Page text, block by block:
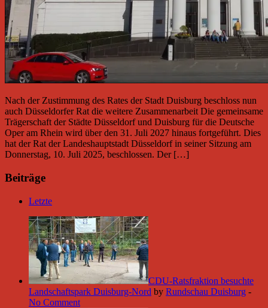
Nach der Zustimmung des Rates der Stadt Duisburg beschloss nun
auch Düsseldorfer Rat die weitere Zusammenarbeit Die gemeinsame
Trägerschaft der Städte Düsseldorf und Duisburg für die Deutsche
Oper am Rhein wird über den 31. Juli 2027 hinaus fortgeführt. Dies
hat der Rat der Landeshauptstadt Düsseldorf in seiner Sitzung am
Donnerstag, 10. Juli 2025, beschlossen. Der […]
Beiträge
Letzte
CDU-Ratsfraktion besuchte
Landschaftspark Duisburg-Nord by Rundschau Duisburg -
No Comment